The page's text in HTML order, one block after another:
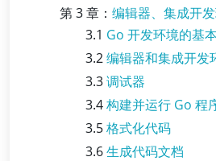
第 3 章： 编辑器、集成开
3.1 Go 开发环境的基
3.2编辑器和集成开发
3.3调试器
3.4构建并运行 Go 程
3.5格式化代码
3.6生成代码文档